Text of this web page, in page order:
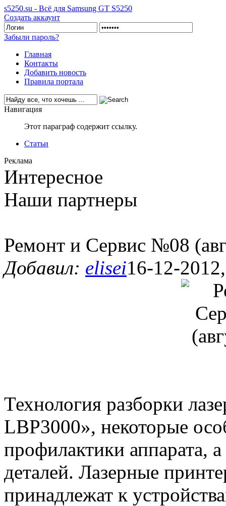
s5250.su - Всё для Samsung GT S5250
Создать аккаунт
Забыли пароль?
Главная
Контакты
Добавить новость
Правила портала
Навигация
Этот параграф содержит ссылку.
Статьи
Реклама
Интересное
Наши партнеры
Ремонт и Сервис №08
Добавил: elisei16-12-
Технология разборки
LBP3000», некоторые
профилактики аппарата,
деталей. Лазерные
принадлежат к